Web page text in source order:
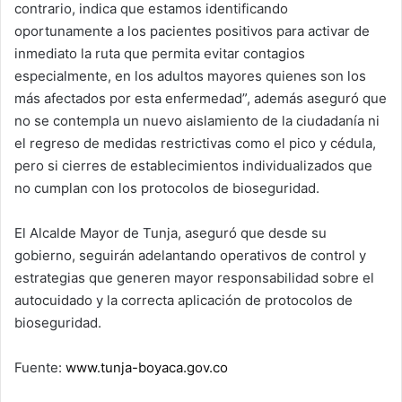
contrario, indica que estamos identificando
oportunamente a los pacientes positivos para activar de
inmediato la ruta que permita evitar contagios
especialmente, en los adultos mayores quienes son los
más afectados por esta enfermedad”, además aseguró que
no se contempla un nuevo aislamiento de la ciudadanía ni
el regreso de medidas restrictivas como el pico y cédula,
pero si cierres de establecimientos individualizados que
no cumplan con los protocolos de bioseguridad.
El Alcalde Mayor de Tunja, aseguró que desde su
gobierno, seguirán adelantando operativos de control y
estrategias que generen mayor responsabilidad sobre el
autocuidado y la correcta aplicación de protocolos de
bioseguridad.
Fuente: www.tunja-boyaca.gov.co